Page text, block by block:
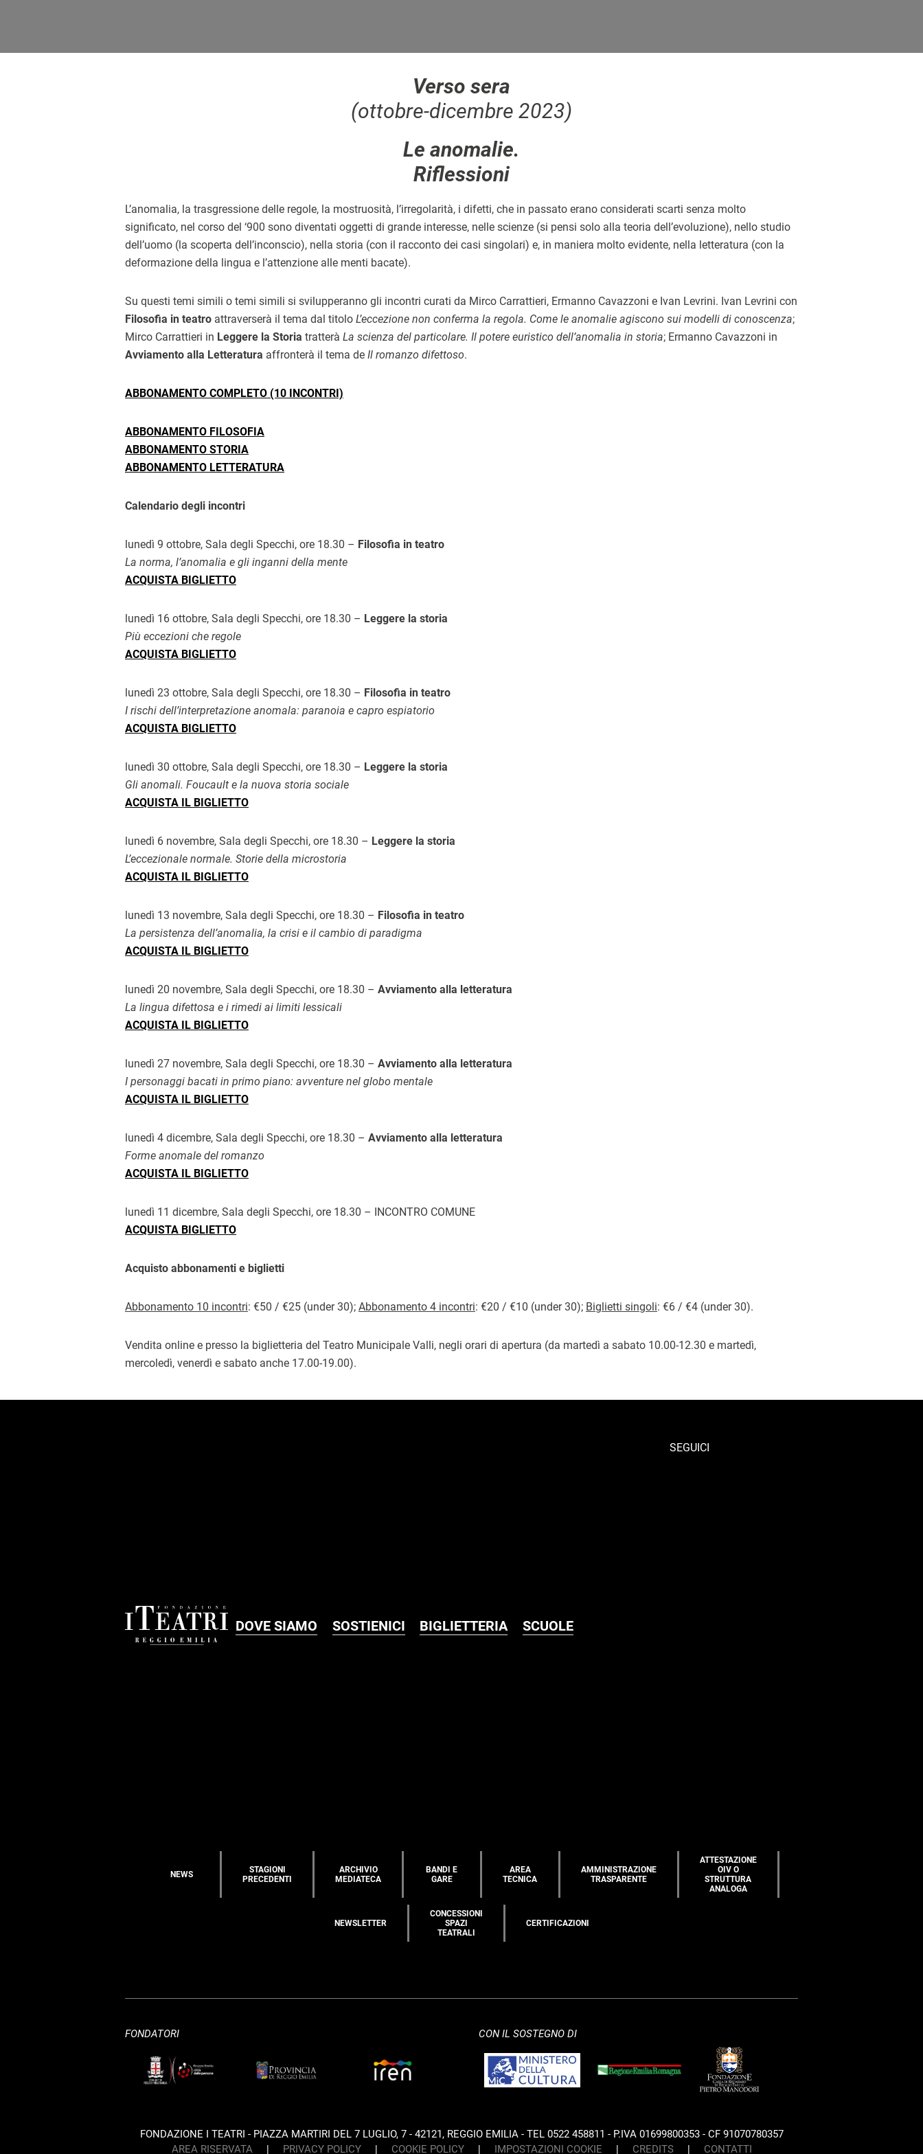
Verso sera
(ottobre-dicembre 2023)
Le anomalie.
Riflessioni
L’anomalia, la trasgressione delle regole, la mostruosità, l’irregolarità, i difetti, che in passato erano considerati scarti senza molto
significato, nel corso del ‘900 sono diventati oggetti di grande interesse, nelle scienze (si pensi solo alla teoria dell’evoluzione), nello studio
dell’uomo (la scoperta dell’inconscio), nella storia (con il racconto dei casi singolari) e, in maniera molto evidente, nella letteratura (con la
deformazione della lingua e l’attenzione alle menti bacate).
Su questi temi simili o temi simili si svilupperanno gli incontri curati da Mirco Carrattieri, Ermanno Cavazzoni e Ivan Levrini. Ivan Levrini con
Filosofia in teatro attraverserà il tema dal titolo L’eccezione non conferma la regola. Come le anomalie agiscono sui modelli di conoscenza;
Mirco Carrattieri in Leggere la Storia tratterà La scienza del particolare. Il potere euristico dell’anomalia in storia; Ermanno Cavazzoni in
Avviamento alla Letteratura affronterà il tema de Il romanzo difettoso.
ABBONAMENTO COMPLETO (10 INCONTRI)
ABBONAMENTO FILOSOFIA
ABBONAMENTO STORIA
ABBONAMENTO LETTERATURA
Calendario degli incontri
lunedì 9 ottobre, Sala degli Specchi, ore 18.30 – Filosofia in teatro
La norma, l’anomalia e gli inganni della mente
ACQUISTA BIGLIETTO
lunedì 16 ottobre, Sala degli Specchi, ore 18.30 – Leggere la storia
Più eccezioni che regole
ACQUISTA BIGLIETTO
lunedì 23 ottobre, Sala degli Specchi, ore 18.30 – Filosofia in teatro
I rischi dell’interpretazione anomala: paranoia e capro espiatorio
ACQUISTA BIGLIETTO
lunedì 30 ottobre, Sala degli Specchi, ore 18.30 – Leggere la storia
Gli anomali. Foucault e la nuova storia sociale
ACQUISTA IL BIGLIETTO
lunedì 6 novembre, Sala degli Specchi, ore 18.30 – Leggere la storia
L’eccezionale normale. Storie della microstoria
ACQUISTA IL BIGLIETTO
lunedì 13 novembre, Sala degli Specchi, ore 18.30 – Filosofia in teatro
La persistenza dell’anomalia, la crisi e il cambio di paradigma
ACQUISTA IL BIGLIETTO
lunedì 20 novembre, Sala degli Specchi, ore 18.30 – Avviamento alla letteratura
La lingua difettosa e i rimedi ai limiti lessicali
ACQUISTA IL BIGLIETTO
lunedì 27 novembre, Sala degli Specchi, ore 18.30 – Avviamento alla letteratura
I personaggi bacati in primo piano: avventure nel globo mentale
ACQUISTA IL BIGLIETTO
lunedì 4 dicembre, Sala degli Specchi, ore 18.30 – Avviamento alla letteratura
Forme anomale del romanzo
ACQUISTA IL BIGLIETTO
lunedì 11 dicembre, Sala degli Specchi, ore 18.30 – INCONTRO COMUNE
ACQUISTA BIGLIETTO
Acquisto abbonamenti e biglietti
Abbonamento 10 incontri: €50 / €25 (under 30); Abbonamento 4 incontri: €20 / €10 (under 30); Biglietti singoli: €6 / €4 (under 30).
Vendita online e presso la biglietteria del Teatro Municipale Valli, negli orari di apertura (da martedì a sabato 10.00-12.30 e martedì,
mercoledì, venerdì e sabato anche 17.00-19.00).
DOVE SIAMO SOSTIENICI BIGLIETTERIA SCUOLE
SEGUICI
NEWS
STAGIONI
PRECEDENTI
ARCHIVIO
MEDIATECA
BANDI E
GARE
AREA
TECNICA
AMMINISTRAZIONE
TRASPARENTE
ATTESTAZIONE
OIV O
STRUTTURA
ANALOGA
NEWSLETTER
CONCESSIONI
SPAZI
TEATRALI
CERTIFICAZIONI
FONDATORI CON IL SOSTEGNO DI
FONDAZIONE I TEATRI - PIAZZA MARTIRI DEL 7 LUGLIO, 7 - 42121, REGGIO EMILIA - TEL 0522 458811 - P.IVA 01699800353 - CF 91070780357
AREA RISERVATA
| PRIVACY POLICY | COOKIE POLICY | IMPOSTAZIONI COOKIE | CREDITS | CONTATTI